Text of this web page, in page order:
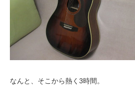
なんと、そこから熱く3時間。